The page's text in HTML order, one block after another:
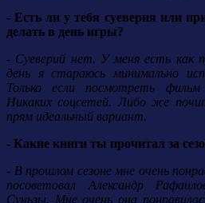
- Есть ли у тебя суеверия или
делать в день игры?
- Суеверий нет. У меня есть как
день я стараюсь минимально
Только если посмотреть
Никаких соцсетей. Либо же
прям идеальный вариант.
- Какие книги ты прочитал за
- В прошлом сезоне мне очень
посоветовал Александр
Суньзы. Мне очень она